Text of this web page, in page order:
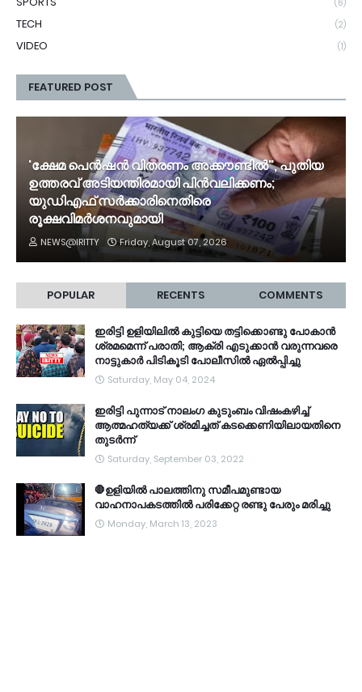
(6)
TECH (2)
VIDEO (1)
FEATURED POST
'ക്ഷേമ പെൻഷൻ വിതരണം അക്കൗണ്ടിൽ", പുതിയ
ഉത്തരവ് അടിയന്തിരമായി പിൻവലിക്കണം;
യുഡിഎഫ് സർക്കാരിനെതിരെ
രൂക്ഷവിമർശനവുമായി
NEWS@IRITTY Friday, August 07, 2026
POPULAR RECENTS COMMENTS
ഇരിട്ടി ഉളിയിലിൽ കുട്ടിയെ തട്ടിക്കൊണ്ടു പോകാൻ
ശ്രമമെന്ന് പരാതി; ആക്രി എടുക്കാൻ വരുന്നവരെ
നാട്ടുകാർ പിടികൂടി പോലീസിൽ ഏൽപ്പിച്ചു
Saturday, May 04, 2024
ഇരിട്ടി പുന്നാട് നാലംഗ കുടുംബം വിഷംകഴിച്ച്‌
ആത്മഹത്യക്ക് ശ്രമിച്ചത് കടക്കെണിയിലായതിനെ
തുടർന്ന്
Saturday, September 03, 2022
🛑ഉളിയിൽ പാലത്തിനു സമീപമുണ്ടായ
വാഹനാപകടത്തിൽ പരിക്കേറ്റ രണ്ടു പേരും മരിച്ചു
Monday, March 13, 2023